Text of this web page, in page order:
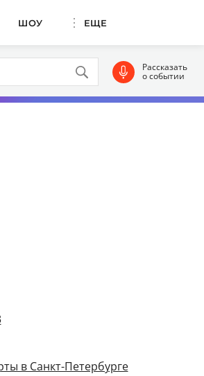
ШОУ ЕЩЕ
Рассказать
о событии
в Санкт-Петербурге